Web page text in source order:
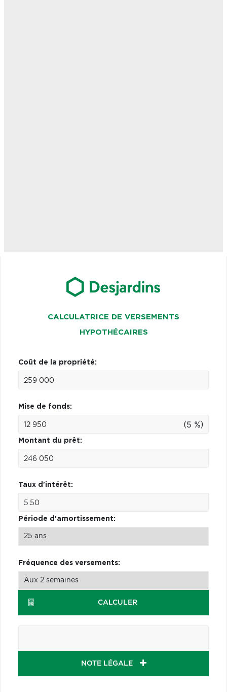
CALCULATRICE DE VERSEMENTS
HYPOTHÉCAIRES
Coût de la propriété:
Mise de fonds:
(5 %)
Montant du prêt:
Taux d'intérêt:
Période d'amortissement:
Fréquence des versements:
CALCULER
NOTE LÉGALE